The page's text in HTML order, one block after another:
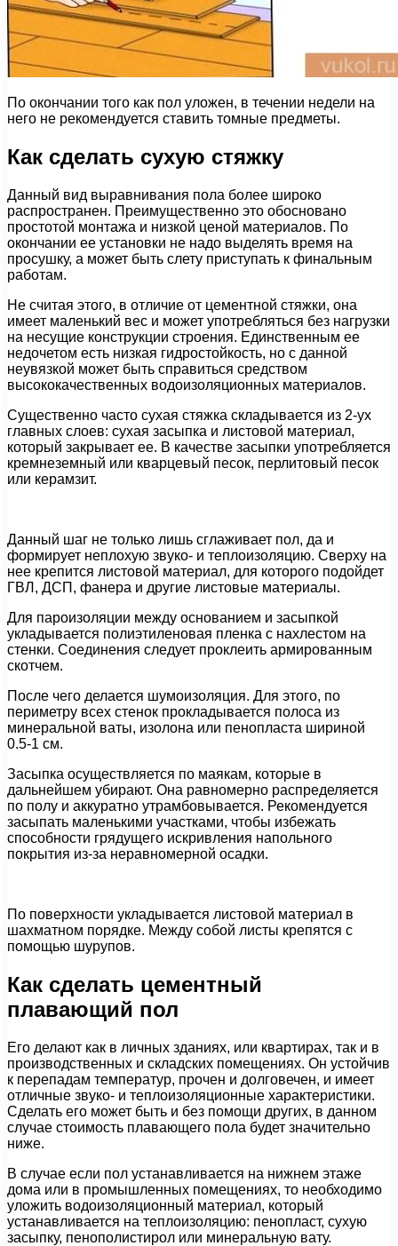
По окончании того как пол уложен, в течении недели на
него не рекомендуется ставить томные предметы.
Как сделать сухую стяжку
Данный вид выравнивания пола более широко
распространен. Преимущественно это обосновано
простотой монтажа и низкой ценой материалов. По
окончании ее установки не надо выделять время на
просушку, а может быть слету приступать к финальным
работам.
Не считая этого, в отличие от цементной стяжки, она
имеет маленький вес и может употребляться без нагрузки
на несущие конструкции строения. Единственным ее
недочетом есть низкая гидростойкость, но с данной
неувязкой может быть справиться средством
высококачественных водоизоляционных материалов.
Существенно часто сухая стяжка складывается из 2-ух
главных слоев: сухая засыпка и листовой материал,
который закрывает ее. В качестве засыпки употребляется
кремнеземный или кварцевый песок, перлитовый песок
или керамзит.
Данный шаг не только лишь сглаживает пол, да и
формирует неплохую звуко- и теплоизоляцию. Сверху на
нее крепится листовой материал, для которого подойдет
ГВЛ, ДСП, фанера и другие листовые материалы.
Для пароизоляции между основанием и засыпкой
укладывается полиэтиленовая пленка с нахлестом на
стенки. Соединения следует проклеить армированным
скотчем.
После чего делается шумоизоляция. Для этого, по
периметру всех стенок прокладывается полоса из
минеральной ваты, изолона или пенопласта шириной
0.5-1 см.
Засыпка осуществляется по маякам, которые в
дальнейшем убирают. Она равномерно распределяется
по полу и аккуратно утрамбовывается. Рекомендуется
засыпать маленькими участками, чтобы избежать
способности грядущего искривления напольного
покрытия из-за неравномерной осадки.
По поверхности укладывается листовой материал в
шахматном порядке. Между собой листы крепятся с
помощью шурупов.
Как сделать цементный
плавающий пол
Его делают как в личных зданиях, или квартирах, так и в
производственных и складских помещениях. Он устойчив
к перепадам температур, прочен и долговечен, и имеет
отличные звуко- и теплоизоляционные характеристики.
Сделать его может быть и без помощи других, в данном
случае стоимость плавающего пола будет значительно
ниже.
В случае если пол устанавливается на нижнем этаже
дома или в промышленных помещениях, то необходимо
уложить водоизоляционный материал, который
устанавливается на теплоизоляцию: пенопласт, сухую
засыпку, пенополистирол или минеральную вату.